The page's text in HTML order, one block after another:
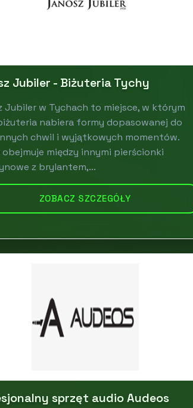
Jubiler - Biżuteria Tychy
Jubiler w Tychach to miejsce, w którym
nabiera formy dopasowanej do
chwil i wyjątkowych momentów.
między innymi pierścionki
z brylantem,...
ZOBACZ SZCZEGÓŁY
sprzęt audio Audeos